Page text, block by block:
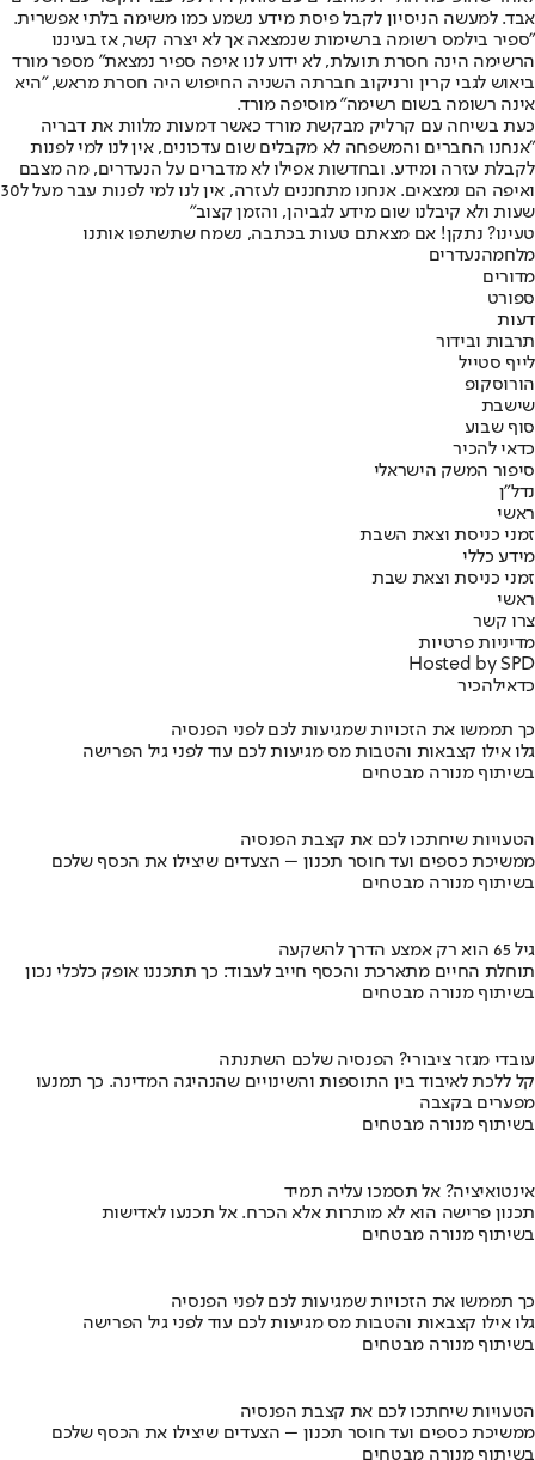
אבד. למעשה הניסיון לקבל פיסת מידע נשמע כמו משימה בלתי אפשרית.
"ספיר בילמס רשומה ברשימות שנמצאה אך לא יצרה קשר, אז בעיננו
הרשימה הינה חסרת תועלת, לא ידוע לנו איפה ספיר נמצאת" מספר מורד
ביאוש לגבי קרין ורניקוב חברתה השניה החיפוש היה חסרת מראש, "היא
אינה רשומה בשום רשימה" מוסיפה מורד.
כעת בשיחה עם קרליק מבקשת מורד כאשר דמעות מלוות את דבריה
"אנחנו החברים והמשפחה לא מקבלים שום עדכונים, אין לנו למי לפנות
לקבלת עזרה ומידע. ובחדשות אפילו לא מדברים על הנעדרים, מה מצבם
ואיפה הם נמצאים. אנחנו מתחננים לעזרה, אין לנו למי לפנות עבר מעל ל30
שעות ולא קיבלנו שום מידע לגביהן, והזמן קצוב"
טעינו? נתקן! אם מצאתם טעות בכתבה, נשמח שתשתפו אותנו
מלחמהנעדרים
מדורים
ספורט
דעות
תרבות ובידור
לייף סטייל
הורוסקופ
שישבת
סוף שבוע
כדאי להכיר
סיפור המשק הישראלי
נדל"ן
ראשי
זמני כניסת וצאת השבת
מידע כללי
זמני כניסת וצאת שבת
ראשי
צרו קשר
מדיניות פרטיות
Hosted by SPD
כדאילהכיר
כך תממשו את הזכויות שמגיעות לכם לפני הפנסיה
גלו אילו קצבאות והטבות מס מגיעות לכם עוד לפני גיל הפרישה
בשיתוף מנורה מבטחים
הטעויות שיחתכו לכם את קצבת הפנסיה
ממשיכת כספים ועד חוסר תכנון – הצעדים שיצילו את הכסף שלכם
בשיתוף מנורה מבטחים
גיל 65 הוא רק אמצע הדרך להשקעה
תוחלת החיים מתארכת והכסף חייב לעבוד: כך תתכננו אופק כלכלי נכון
בשיתוף מנורה מבטחים
עובדי מגזר ציבורי? הפנסיה שלכם השתנתה
קל ללכת לאיבוד בין התוספות והשינויים שהנהיגה המדינה. כך תמנעו
מפערים בקצבה
בשיתוף מנורה מבטחים
אינטואיציה? אל תסמכו עליה תמיד
תכנון פרישה הוא לא מותרות אלא הכרח. אל תכנעו לאדישות
בשיתוף מנורה מבטחים
כך תממשו את הזכויות שמגיעות לכם לפני הפנסיה
גלו אילו קצבאות והטבות מס מגיעות לכם עוד לפני גיל הפרישה
בשיתוף מנורה מבטחים
הטעויות שיחתכו לכם את קצבת הפנסיה
ממשיכת כספים ועד חוסר תכנון – הצעדים שיצילו את הכסף שלכם
בשיתוף מנורה מבטחים